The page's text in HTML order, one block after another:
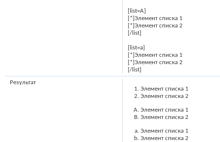
[list=A]
[*]Элемент списка 1
[*]Элемент списка 2
[/list]
[list=a]
[*]Элемент списка 1
[*]Элемент списка 2
[/list]
Элемент списка 1
Элемент списка 2
Элемент списка 1
Элемент списка 2
Элемент списка 1
Элемент списка 2
Результат